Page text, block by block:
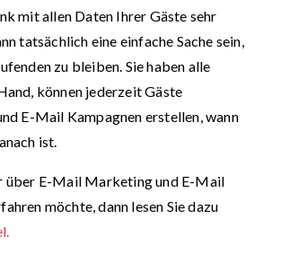
mit allen Daten Ihrer Gäste sehr
tatsächlich eine einfache Sache sein,
zu bleiben. Sie haben alle
können jederzeit Gäste
E-Mail Kampagnen erstellen, wann
ist.
über E-Mail Marketing und E-Mail
möchte, dann lesen Sie dazu